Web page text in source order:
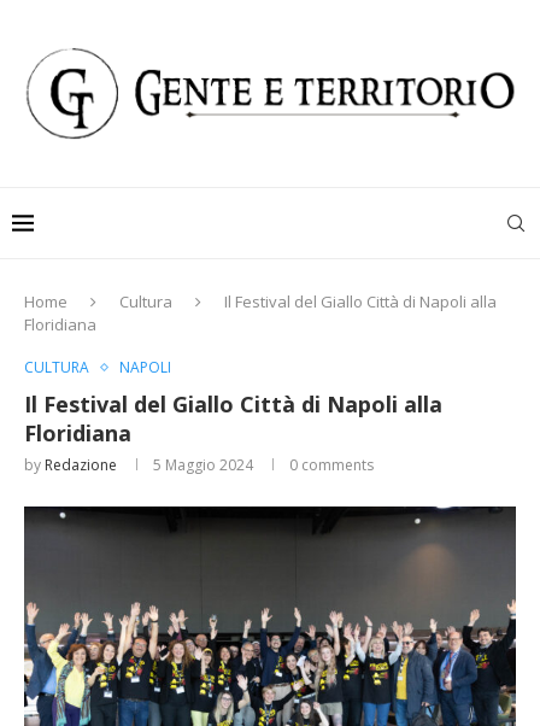
Home Cultura
Il Festival del Giallo Città di Napoli alla
Floridiana
CULTURA NAPOLI
Il Festival del Giallo Città di Napoli alla
Floridiana
by Redazione 5 Maggio 2024 0 comments